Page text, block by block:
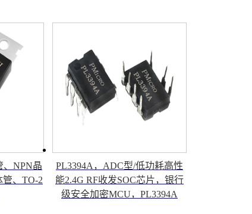
、NPN晶
、TO-2
PL3394A，ADC型/低功耗高性
能2.4G RF收发SOC芯片，银行
级安全加密MCU，PL3394A